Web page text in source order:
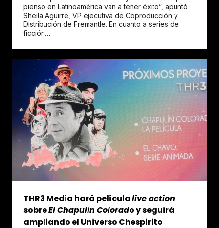
pienso en Latinoamérica van a tener éxito”, apuntó
Sheila Aguirre, VP ejecutiva de Coproducción y
Distribución de Fremantle. En cuanto a series de
ficción…
THR3 Media hará películalive action
sobreEl Chapulín Colorado y seguirá
ampliando el Universo Chespirito